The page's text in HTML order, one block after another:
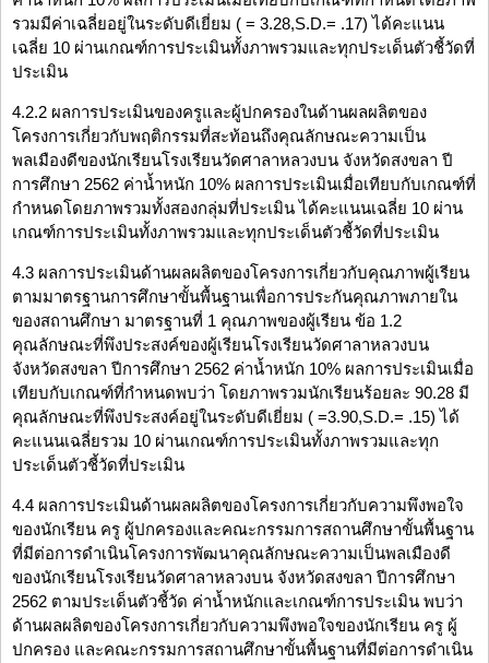
รวมมีค่าเฉลี่ยอยู่ในระดับดีเยี่ยม ( = 3.28,S.D.= .17) ได้คะแนน
เฉลี่ย 10 ผ่านเกณฑ์การประเมินทั้งภาพรวมและทุกประเด็นตัวชี้วัดที่
ประเมิน
4.2.2 ผลการประเมินของครูและผู้ปกครองในด้านผลผลิตของ
โครงการเกี่ยวกับพฤติกรรมที่สะท้อนถึงคุณลักษณะความเป็น
พลเมืองดีของนักเรียนโรงเรียนวัดศาลาหลวงบน จังหวัดสงขลา ปี
การศึกษา 2562 ค่าน้ำหนัก 10% ผลการประเมินเมื่อเทียบกับเกณฑ์ที่
กำหนดโดยภาพรวมทั้งสองกลุ่มที่ประเมิน ได้คะแนนเฉลี่ย 10 ผ่าน
เกณฑ์การประเมินทั้งภาพรวมและทุกประเด็นตัวชี้วัดที่ประเมิน
4.3 ผลการประเมินด้านผลผลิตของโครงการเกี่ยวกับคุณภาพผู้เรียน
ตามมาตรฐานการศึกษาขั้นพื้นฐานเพื่อการประกันคุณภาพภายใน
ของสถานศึกษา มาตรฐานที่ 1 คุณภาพของผู้เรียน ข้อ 1.2
คุณลักษณะที่พึงประสงค์ของผู้เรียนโรงเรียนวัดศาลาหลวงบน
จังหวัดสงขลา ปีการศึกษา 2562 ค่าน้ำหนัก 10% ผลการประเมินเมื่อ
เทียบกับเกณฑ์ที่กำหนดพบว่า โดยภาพรวมนักเรียนร้อยละ 90.28 มี
คุณลักษณะที่พึงประสงค์อยู่ในระดับดีเยี่ยม ( =3.90,S.D.= .15) ได้
คะแนนเฉลี่ยรวม 10 ผ่านเกณฑ์การประเมินทั้งภาพรวมและทุก
ประเด็นตัวชี้วัดที่ประเมิน
4.4 ผลการประเมินด้านผลผลิตของโครงการเกี่ยวกับความพึงพอใจ
ของนักเรียน ครู ผู้ปกครองและคณะกรรมการสถานศึกษาขั้นพื้นฐาน
ที่มีต่อการดำเนินโครงการพัฒนาคุณลักษณะความเป็นพลเมืองดี
ของนักเรียนโรงเรียนวัดศาลาหลวงบน จังหวัดสงขลา ปีการศึกษา
2562 ตามประเด็นตัวชี้วัด ค่าน้ำหนักและเกณฑ์การประเมิน พบว่า
ด้านผลผลิตของโครงการเกี่ยวกับความพึงพอใจของนักเรียน ครู ผู้
ปกครอง และคณะกรรมการสถานศึกษาขั้นพื้นฐานที่มีต่อการดำเนิน